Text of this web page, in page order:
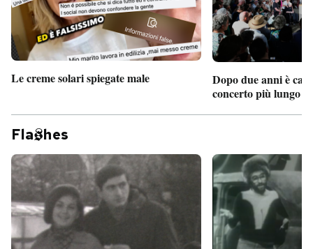
Le creme solari spiegate male
Dopo due anni è
concerto più lungo
Fla hes